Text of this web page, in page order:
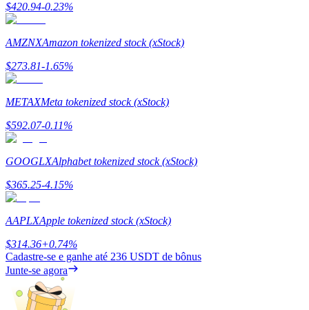
Estacamento
Altos retornos e acesso instantâneo
Launchpool
$420.94-0.23%
AMZNXAmazon tokenized stock (xStock)
$273.81-1.65%
METAXMeta tokenized stock (xStock)
$592.07-0.11%
GOOGLXAlphabet tokenized stock (xStock)
$365.25-4.15%
AAPLXApple tokenized stock (xStock)
$314.36+0.74%
Cadastre-se e ganhe até 236 USDT de bônus
Junte-se agora